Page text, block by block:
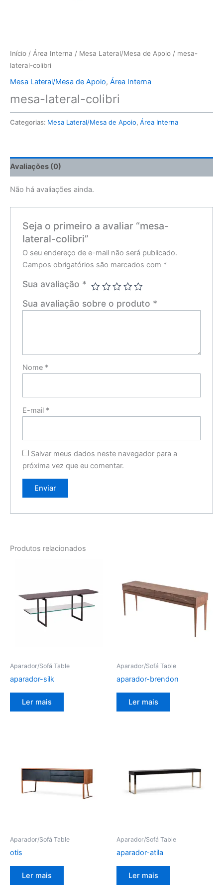
Início / Área Interna / Mesa Lateral/Mesa de Apoio / mesa-
lateral-colibri
Mesa Lateral/Mesa de Apoio, Área Interna
mesa-lateral-colibri
Categorias: Mesa Lateral/Mesa de Apoio, Área Interna
Avaliações (0)
Não há avaliações ainda.
Seja o primeiro a avaliar “mesa-
lateral-colibri”
O seu endereço de e-mail não será publicado.
Campos obrigatórios são marcados com *
Sua avaliação *
Sua avaliação sobre o produto *
Nome *
E-mail *
Salvar meus dados neste navegador para a
próxima vez que eu comentar.
Produtos relacionados
Aparador/Sofá Table
aparador-silk
Ler mais
Aparador/Sofá Table
aparador-brendon
Ler mais
Aparador/Sofá Table
otis
Ler mais
Aparador/Sofá Table
aparador-atila
Ler mais